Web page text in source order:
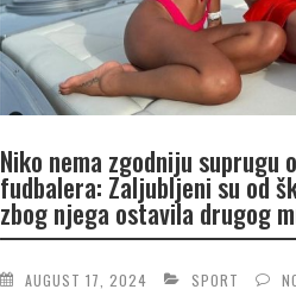
Niko nema zgodniju suprugu
fudbalera: Zaljubljeni su od
zbog njega ostavila drugog
AUGUST 17, 2024 SPORT